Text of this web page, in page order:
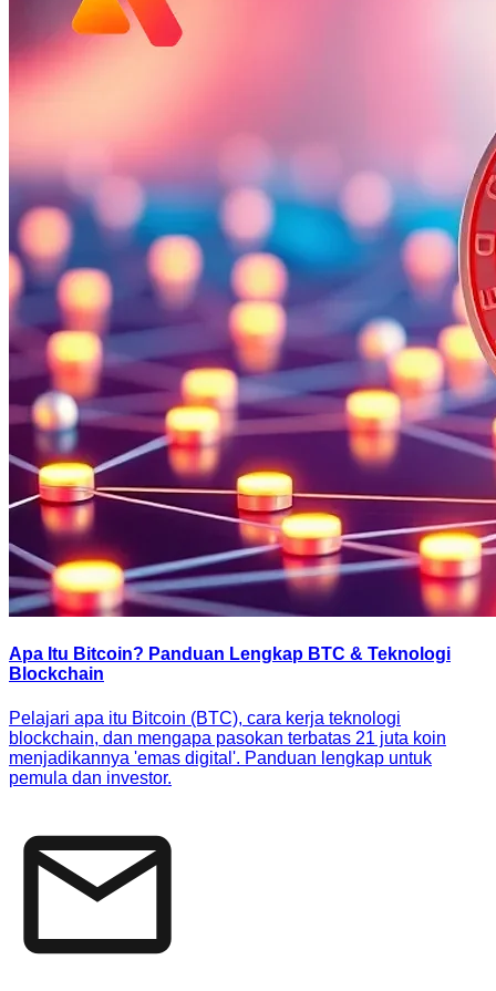
Apa Itu Bitcoin? Panduan Lengkap BTC & Teknologi
Blockchain
Pelajari apa itu Bitcoin (BTC), cara kerja teknologi
blockchain, dan mengapa pasokan terbatas 21 juta koin
menjadikannya 'emas digital'. Panduan lengkap untuk
pemula dan investor.